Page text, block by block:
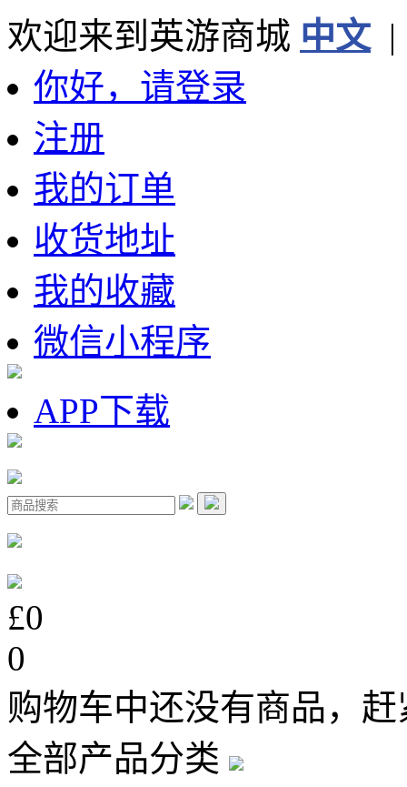
欢迎来到英游商城 中文
你好，请登录
注册
我的订单
收货地址
我的收藏
微信小程序
APP下载
£0
0
购物车中还没有商品，
全部产品分类